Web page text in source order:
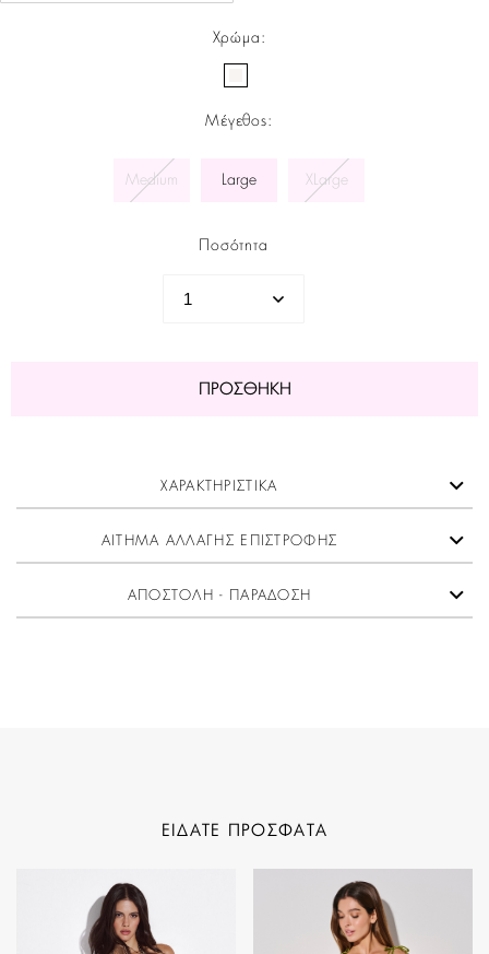
Χρώμα :
Μέγεθος:
Medium Large XLarge
Ποσότητα
ΠΡΟΣΘΉΚΗ
ΧΑΡΑΚΤΗΡΙΣΤΙΚΑ
ΑΙΤΗΜΑ ΑΛΛΑΓΗΣ ΕΠΙΣΤΡΟΦΗΣ
ΑΠΟΣΤΟΛΗ - ΠΑΡΑΔΟΣΗ
ΕΙΔΑΤΕ ΠΡΟΣΦΑΤΑ